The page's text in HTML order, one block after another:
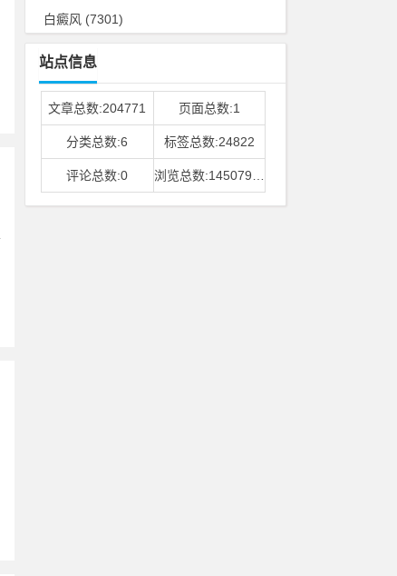
白癜风 (7301)
站点信息
文章总数:204771 页面总数:1
分类总数:6 标签总数:24822
评论总数:0